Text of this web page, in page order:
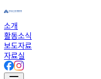
소개
활동소식
보도자료
자료실